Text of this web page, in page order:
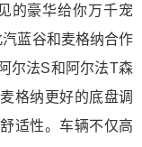
的豪华给你万千宠
汽蓝谷和麦格纳合作
尔法S和阿尔法T森
格纳更好的底盘调
适性。车辆不仅高